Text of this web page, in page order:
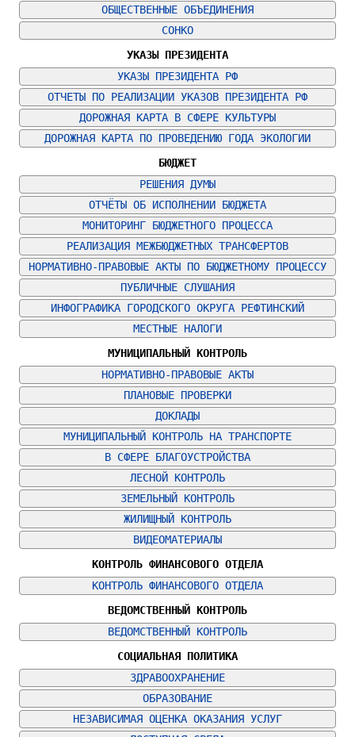
ОБЩЕСТВЕННЫЕ ОБЪЕДИНЕНИЯ
СОНКО
УКАЗЫ ПРЕЗИДЕНТА
УКАЗЫ ПРЕЗИДЕНТА РФ
ОТЧЕТЫ ПО РЕАЛИЗАЦИИ УКАЗОВ ПРЕЗИДЕНТА РФ
ДОРОЖНАЯ КАРТА В СФЕРЕ КУЛЬТУРЫ
ДОРОЖНАЯ КАРТА ПО ПРОВЕДЕНИЮ ГОДА ЭКОЛОГИИ
БЮДЖЕТ
РЕШЕНИЯ ДУМЫ
ОТЧЁТЫ ОБ ИСПОЛНЕНИИ БЮДЖЕТА
МОНИТОРИНГ БЮДЖЕТНОГО ПРОЦЕССА
РЕАЛИЗАЦИЯ МЕЖБЮДЖЕТНЫХ ТРАНСФЕРТОВ
НОРМАТИВНО-ПРАВОВЫЕ АКТЫ ПО БЮДЖЕТНОМУ ПРОЦЕССУ
ПУБЛИЧНЫЕ СЛУШАНИЯ
ИНФОГРАФИКА ГОРОДСКОГО ОКРУГА РЕФТИНСКИЙ
МЕСТНЫЕ НАЛОГИ
МУНИЦИПАЛЬНЫЙ КОНТРОЛЬ
НОРМАТИВНО-ПРАВОВЫЕ АКТЫ
ПЛАНОВЫЕ ПРОВЕРКИ
ДОКЛАДЫ
МУНИЦИПАЛЬНЫЙ КОНТРОЛЬ НА ТРАНСПОРТЕ
В СФЕРЕ БЛАГОУСТРОЙСТВА
ЛЕСНОЙ КОНТРОЛЬ
ЗЕМЕЛЬНЫЙ КОНТРОЛЬ
ЖИЛИЩНЫЙ КОНТРОЛЬ
ВИДЕОМАТЕРИАЛЫ
КОНТРОЛЬ ФИНАНСОВОГО ОТДЕЛА
КОНТРОЛЬ ФИНАНСОВОГО ОТДЕЛА
ВЕДОМСТВЕННЫЙ КОНТРОЛЬ
ВЕДОМСТВЕННЫЙ КОНТРОЛЬ
СОЦИАЛЬНАЯ ПОЛИТИКА
ЗДРАВООХРАНЕНИЕ
ОБРАЗОВАНИЕ
НЕЗАВИСИМАЯ ОЦЕНКА ОКАЗАНИЯ УСЛУГ